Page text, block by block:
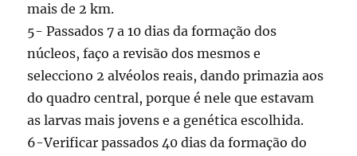
mais de 2 km.
5- Passados 7 a 10 dias da formação dos
núcleos, faço a revisão dos mesmos e
selecciono 2 alvéolos reais, dando primazia aos
do quadro central, porque é nele que estavam
as larvas mais jovens e a genética escolhida.
6-Verificar passados 40 dias da formação do